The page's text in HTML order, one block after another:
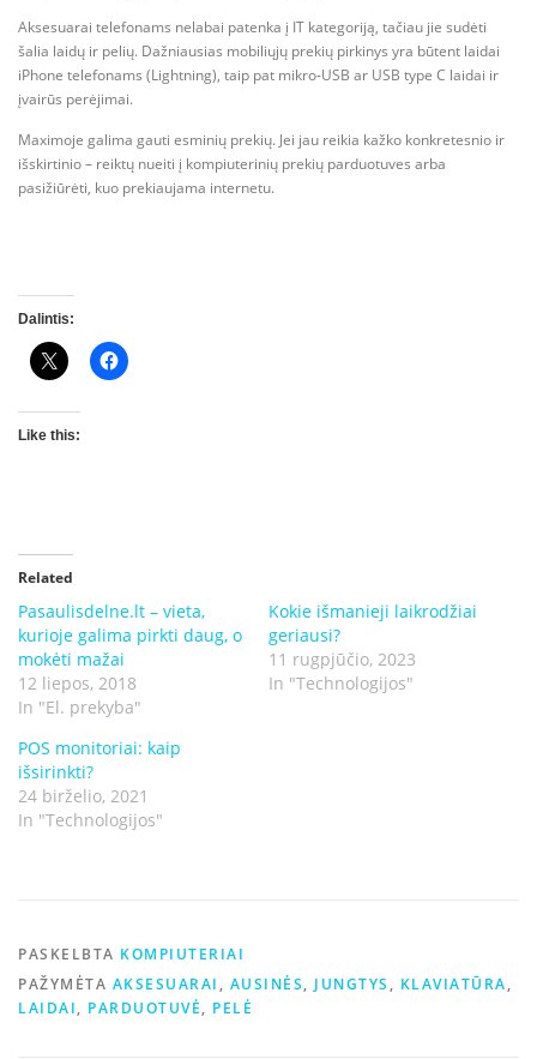
Aksesuarai telefonams nelabai patenka į IT kategoriją, tačiau jie sudėti
šalia laidų ir pelių. Dažniausias mobiliųjų prekių pirkinys yra būtent laidai
iPhone telefonams (Lightning), taip pat mikro-USB ar USB type C laidai ir
įvairūs perėjimai.
Maximoje galima gauti esminių prekių. Jei jau reikia kažko konkretesnio ir
išskirtinio – reiktų nueiti į kompiuterinių prekių parduotuves arba
pasižiūrėti, kuo prekiaujama internetu.
Dalintis:
Like this:
Related
Pasaulisdelne.lt – vieta,
kurioje galima pirkti daug, o
mokėti mažai
12 liepos, 2018
In "El. prekyba"
Kokie išmanieji laikrodžiai
geriausi?
11 rugpjūčio, 2023
In "Technologijos"
POS monitoriai: kaip
išsirinkti?
24 birželio, 2021
In "Technologijos"
PASKELBTA KOMPIUTERIAI
PAŽYMĖTA AKSESUARAI , AUSINĖS, JUNGTYS , KLAVIATŪRA,
LAIDAI, PARDUOTUVĖ, PELĖ